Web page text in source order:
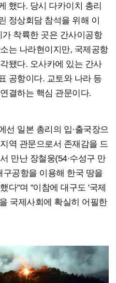
했다. 당시 다카이치 총리
정상회담 참석을 위해 이
착륙한 곳은 간사이공항
는 나라현이지만, 국제공항
됐다. 오사카에 있는 간사
공항이다. 교토와 나라 등
결하는 핵심 관문이다.
선 일본 총리의 입·출국장으
역 관문으로서 존재감을 드
만난 장철웅(54·수성구 만
공항을 이용해 한국 땅을
다"며 "이참에 대구도 '국제
국제사회에 확실히 어필한